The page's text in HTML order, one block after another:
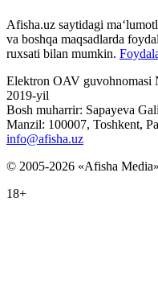
Afisha.uz saytidagi
va boshqa maqsadlarda
ruxsati bilan mumkin.
Elektron OAV guvohnomasi
2019-yil
Bosh muharrir: Sapayeva
Manzil: 100007, Toshkent,
info@afisha.uz
© 2005-2026 «Afisha
18+